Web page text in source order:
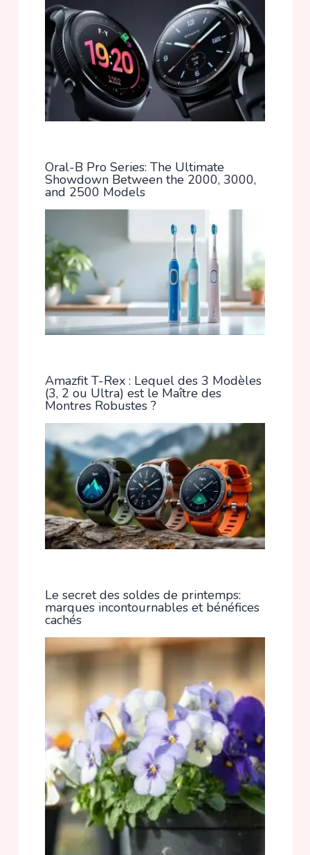
Oral-B Pro Series: The Ultimate
Showdown Between the 2000, 3000,
and 2500 Models
Amazfit T-Rex : Lequel des 3 Modèles
(3, 2 ou Ultra) est le Maître des
Montres Robustes ?
Le secret des soldes de printemps:
marques incontournables et bénéfices
cachés